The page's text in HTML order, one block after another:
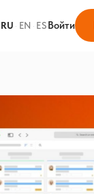
RU · EN · ESВойти